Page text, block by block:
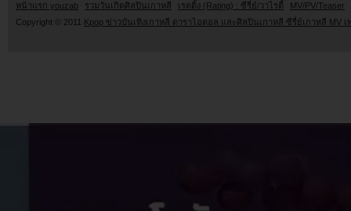
หน้าแรก youzab รวมวันเกิดศิลปินเกาหลี เรตติ้ง (Rating) : ซีรี่ย์/วาไรตี้
MV/PV/Teaser
Copyright © 2011
Kpop ข่าวบันเทิงเกาหลี ดาราไอดอล และศิลปินเกาหลี ซีรี่ย์เกาหลี MV